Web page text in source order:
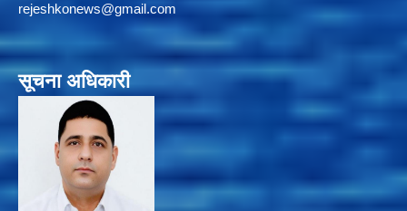
rejeshkonews@gmail.com
सूचना अधिकारी